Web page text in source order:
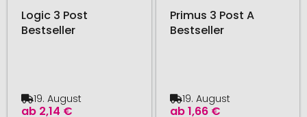
Logic 3 Post
Bestseller
ab 2,14 €
19. August
Primus 3 Post A
Bestseller
ab1,66 €
19. August